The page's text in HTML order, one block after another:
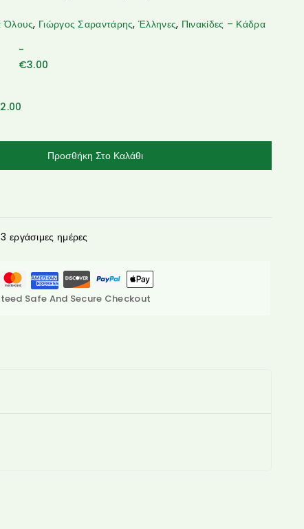
Όλους, Γιώργος Σαραντάρης,Έλληνες, Πινακίδες – Κάδρα
-
€3.00
2.00
Προσθήκη Στο Καλάθι
εργάσιμες ημέρες
Safe And Secure Checkout